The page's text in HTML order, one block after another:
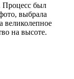
Процесс был
выбрала
великолепное
на высоте.